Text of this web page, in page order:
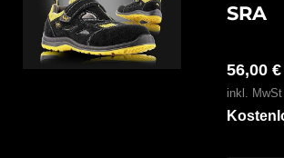
SRA
56,00 €
inkl. MwSt